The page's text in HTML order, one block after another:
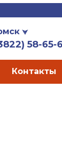
58-65-
Контакты